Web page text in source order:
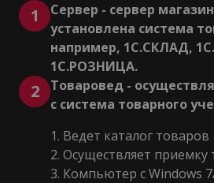
1
Сервер - сервер
установлена система
например, 1С.СКЛАД,
1С.РОЗНИЦА.
2
Товаровед -
с система товарного
Ведет каталог товаров
Осуществляет приемку
Компьютер с Windows